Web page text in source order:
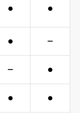
● ●
● ー
ー ●
● ●